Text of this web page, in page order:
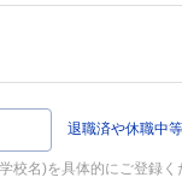
退職済や休職中
校名)を具体的にご登録く